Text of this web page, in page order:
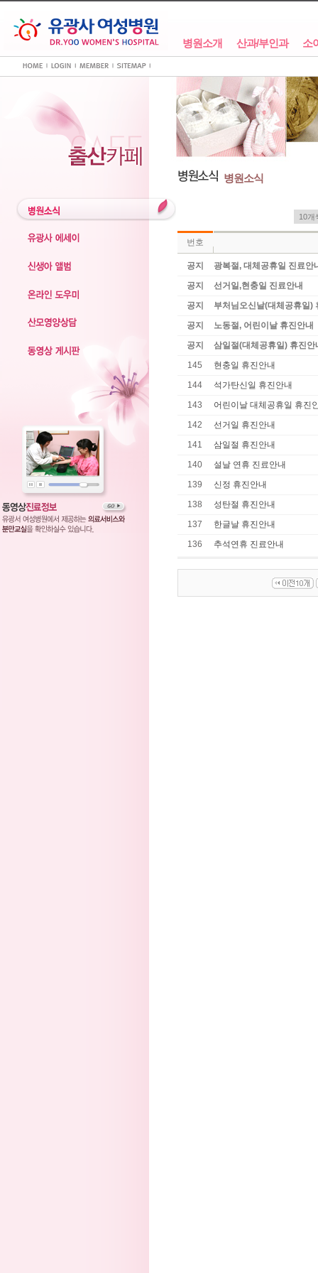
병원소개 산과/부인과 소
병원소식
번호
공지
광복절, 대체공휴일 진료안
공지
선거일,현충일 진료안내
공지
부처님오신날(대체공휴일)
공지
노동절, 어린이날 휴진안내
공지
삼일절(대체공휴일) 휴진안
145
현충일 휴진안내
144
석가탄신일 휴진안내
143
어린이날 대체공휴일 휴진
142
선거일 휴진안내
141
삼일절 휴진안내
140
설날 연휴 진료안내
139
신정 휴진안내
138
성탄절 휴진안내
137
한글날 휴진안내
136
추석연휴 진료안내